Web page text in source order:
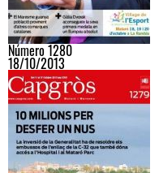
Número 1280
18/10/2013